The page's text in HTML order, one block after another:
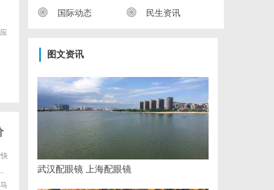
国际动态 民生资讯
图文资讯
武汉配眼镜 上海配眼镜